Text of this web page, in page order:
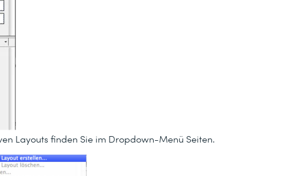
Layouts finden Sie im Dropdown-Menü Seiten.